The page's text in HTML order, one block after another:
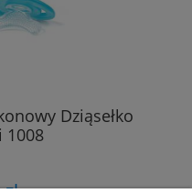
Dziąsełko
1008